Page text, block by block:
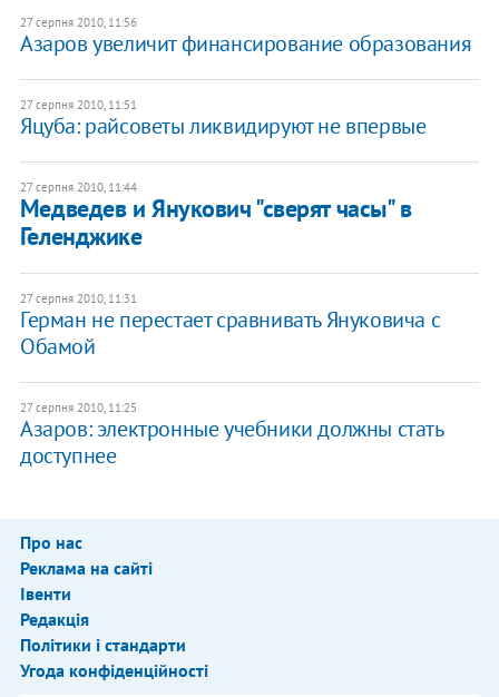
27 серпня 2010, 11:56
Азаров увеличит финансирование образования
27 серпня 2010, 11:51
Яцуба: райсоветы ликвидируют не впервые
27 серпня 2010, 11:44
Медведев и Янукович "сверят часы" в
Геленджике
27 серпня 2010, 11:31
Герман не перестает сравнивать Януковича с
Обамой
27 серпня 2010, 11:25
Азаров: электронные учебники должны стать
доступнее
Про нас
Реклама на сайті
Івенти
Редакція
Політики і стандарти
Угода конфіденційності